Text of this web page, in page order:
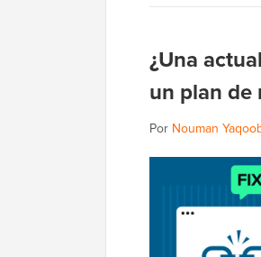
¿Una
un plan de
Por Nouman